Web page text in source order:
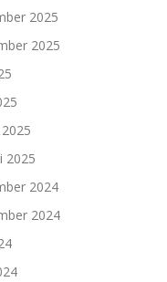
2025
2025
2025
2024
2024